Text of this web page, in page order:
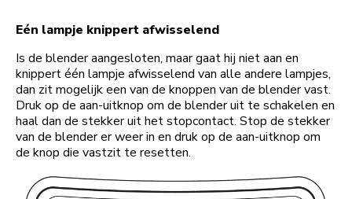
Eén lampje knippert afwisselend
Is de blender aangesloten, maar gaat hij niet aan en
knippert één lampje afwisselend van alle andere lampjes,
dan zit mogelijk een van de knoppen van de blender vast.
Druk op de aan-uitknop om de blender uit te schakelen en
haal dan de stekker uit het stopcontact. Stop de stekker
van de blender er weer in en druk op de aan-uitknop om
de knop die vastzit te resetten.